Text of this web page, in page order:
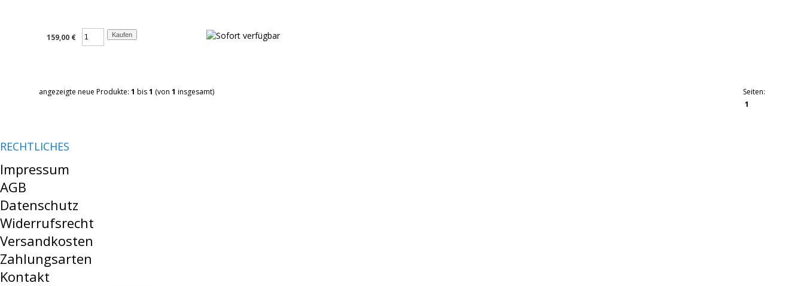
159,00 €
Seiten:
1
angezeigte neue Produkte: 1 bis1 (von 1 insgesamt)
RECHTLICHES
Impressum
AGB
Datenschutz
Widerrufsrecht
Versandkosten
Zahlungsarten
Kontakt